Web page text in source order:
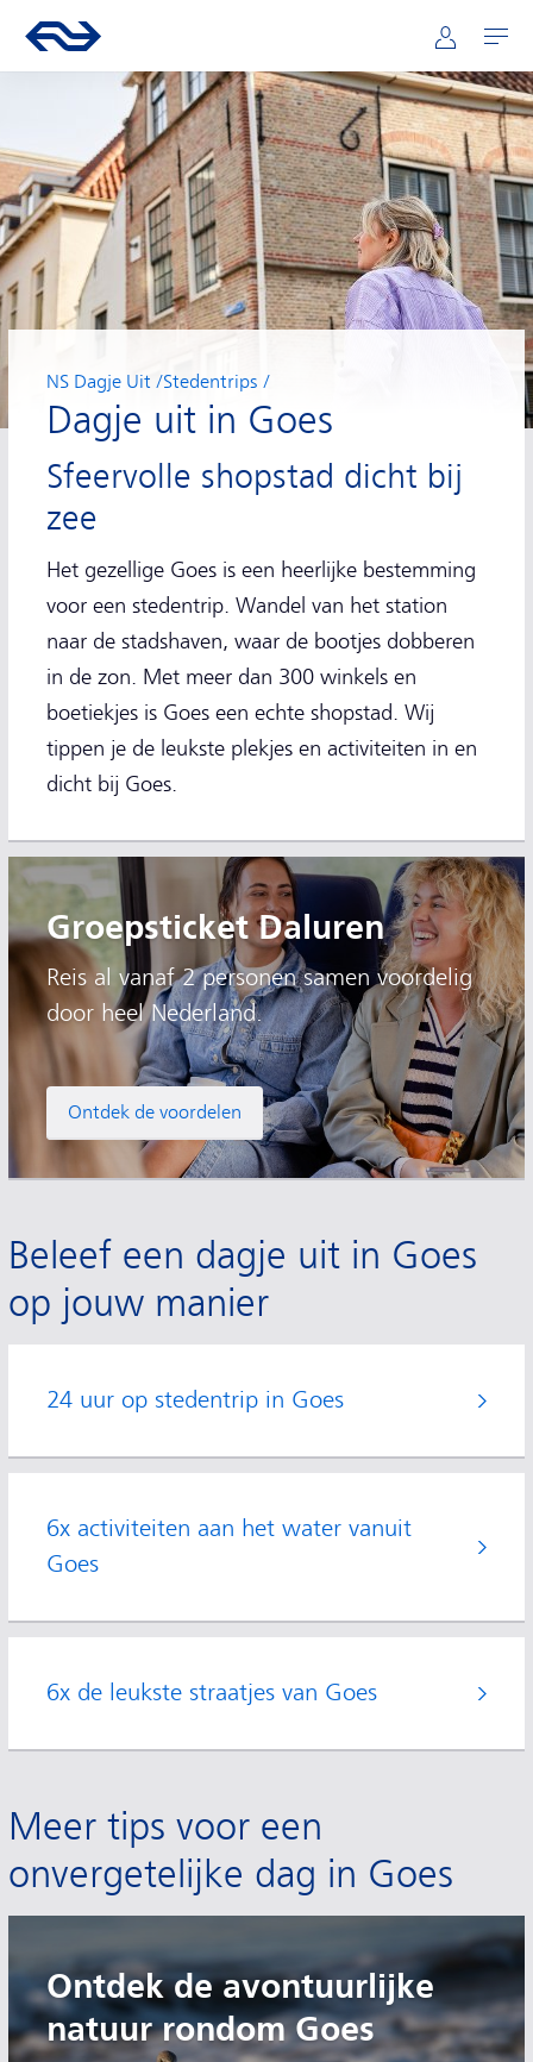
Hoofdnavigatie
Ga naar de homepage van ns.nl Mijn NS
Openen
NS Dagje Uit Stedentrips
Dagje uit in Goes
Sfeervolle shopstad dicht bij
zee
Het gezellige Goes is een heerlijke bestemming
voor een stedentrip. Wandel van het station
naar de stadshaven, waar de bootjes dobberen
in de zon. Met meer dan 300 winkels en
boetiekjes is Goes een echte shopstad. Wij
tippen je de leukste plekjes en activiteiten in en
dicht bij Goes.
Groepsticket Daluren
Reis al vanaf 2 personen samen voordelig
door heel Nederland.
Ontdek de voordelen
Beleef een dagje uit in Goes
op jouw manier
24 uur op stedentrip in Goes
6x activiteiten aan het water vanuit
Goes
6x de leukste straatjes van Goes
Meer tips voor een
onvergetelijke dag in Goes
Ontdek de avontuurlijke
natuur rondom Goes